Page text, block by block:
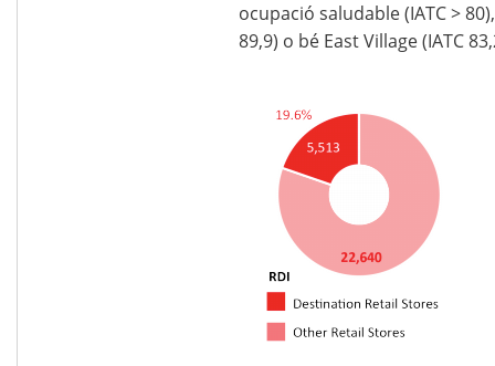
ocupació saludable (IATC >
89,9) o bé East Village (IATC